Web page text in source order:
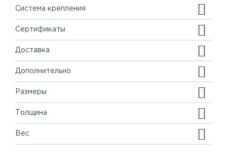
Система крепления
Сертификаты
Доставка
Дополнительно
Размеры
Толщина
Вес